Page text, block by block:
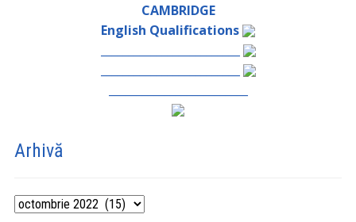
CAMBRIDGE
English Qualifications
Arhivă
Arhivă